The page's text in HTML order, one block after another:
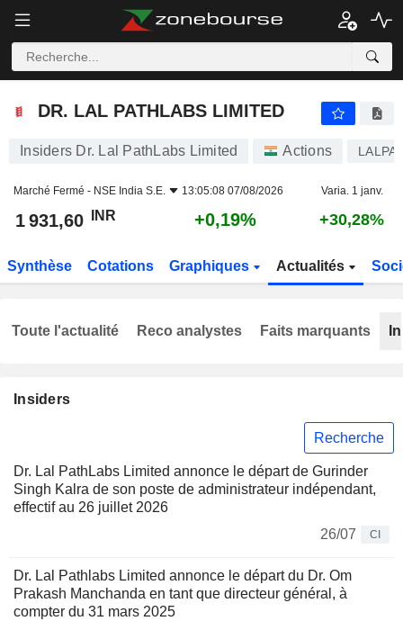
DR. LAL PATHLABS LIMITED
Insiders Dr. Lal PathLabs Limited Actions
Marché Fermé - NSE India S.E. 13:05:08 07/08/2026 Varia. 1 janv.
1 931,60 INR +0,19% +30,28%
Synthèse Cotations Graphiques Actualités
Insiders
Recherche
Dr. Lal PathLabs Limited annonce le départ de Gurinder
Singh Kalra de son poste de administrateur indépendant,
effectif au 26 juillet 2026
26/07
CI
Dr. Lal Pathlabs Limited annonce le départ du Dr. Om
Prakash Manchanda en tant que directeur général, à
compter du 31 mars 2025
Toute l'actualité Reco analystes Faits marquants